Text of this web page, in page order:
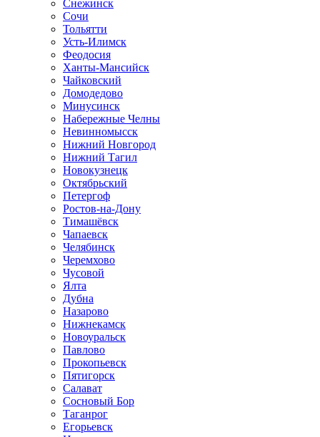
Снежинск
Сочи
Тольятти
Усть-Илимск
Феодосия
Ханты-Мансийск
Чайковский
Домодедово
Минусинск
Набережные Челны
Невинномысск
Нижний Новгород
Нижний Тагил
Новокузнецк
Октябрьский
Петергоф
Ростов-на-Дону
Тимашёвск
Чапаевск
Челябинск
Черемхово
Чусовой
Ялта
Дубна
Назарово
Нижнекамск
Новоуральск
Павлово
Прокопьевск
Пятигорск
Салават
Сосновый Бор
Таганрог
Егорьевск